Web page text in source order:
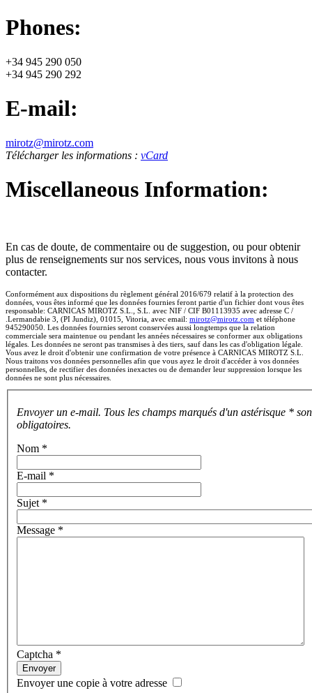
Phones:
+34 945 290 050
+34 945 290 292
E-mail:
mirotz@mirotz.com
Télécharger les informations : vCard
Miscellaneous Information:
En cas de doute, de commentaire ou de suggestion, ou pour obtenir
plus de renseignements sur nos services, nous vous invitons à nous
contacter.
Conformément aux dispositions du règlement général 2016/679 relatif à la protection des
données, vous êtes informé que les données fournies feront partie d'un fichier dont vous êtes
responsable: CARNICAS MIROTZ S.L., S.L. avec NIF / CIF B01113935 avec adresse C /
.Lermandabie 3, (PI Jundiz), 01015, Vitoria, avec email: mirotz@mirotz.com et téléphone
945290050. Les données fournies seront conservées aussi longtemps que la relation
commerciale sera maintenue ou pendant les années nécessaires se conformer aux obligations
légales. Les données ne seront pas transmises à des tiers, sauf dans les cas d'obligation légale.
Vous avez le droit d'obtenir une confirmation de votre présence à CARNICAS MIROTZ S.L.
Nous traitons vos données personnelles afin que vous ayez le droit d'accéder à vos données
personnelles, de rectifier des données inexactes ou de demander leur suppression lorsque les
données ne sont plus nécessaires.
Envoyer un e-mail. Tous les champs marqués d'un astérisque *
obligatoires.
Nom *
E-mail *
Sujet *
Message *
Captcha *
Envoyer
Envoyer une copie à votre adresse